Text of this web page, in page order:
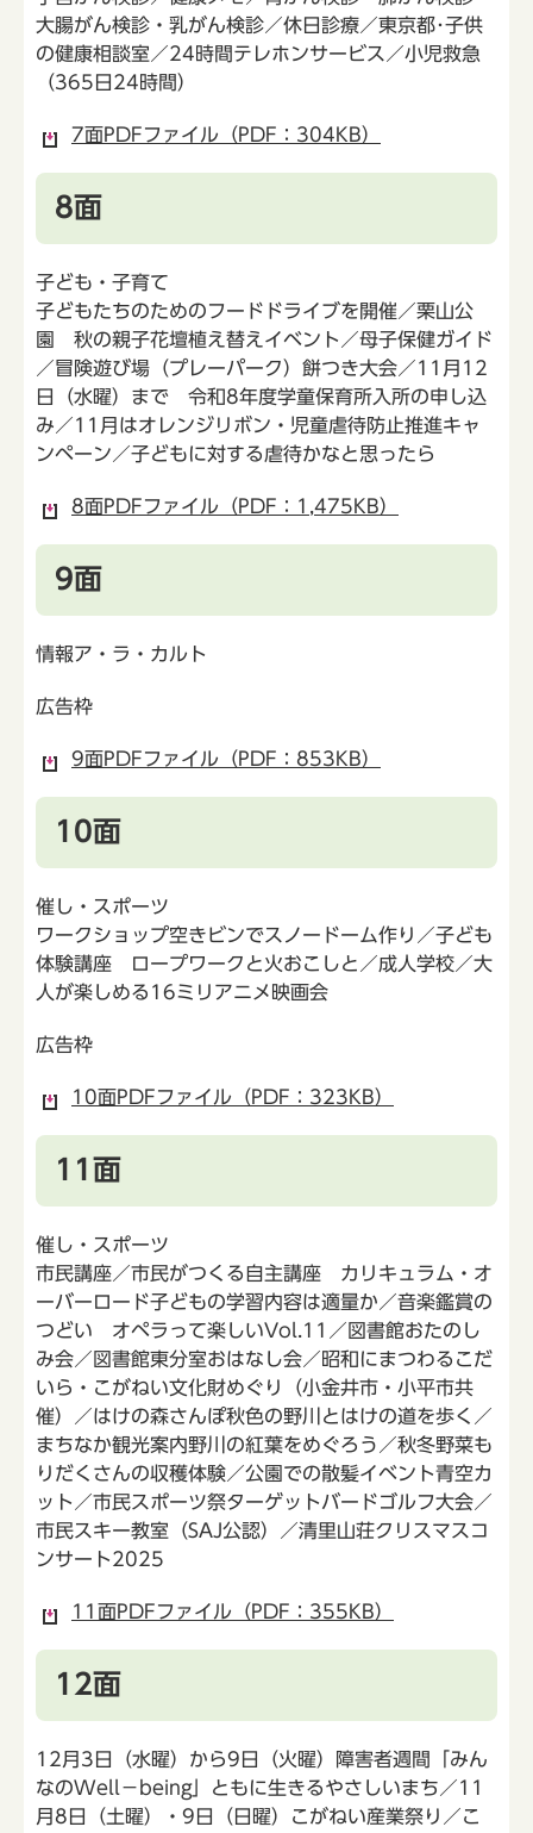
大腸がん検診・乳がん検診／休日診療／東京都･子供
の健康相談室／24時間テレホンサービス／小児救急
（365日24時間）
7面PDFファイル（PDF：304KB）
8面
子ども・子育て
子どもたちのためのフードドライブを開催／栗山公
園 秋の親子花壇植え替えイベント／母子保健ガイド
／冒険遊び場（プレーパーク）餅つき大会／11月12
日（水曜）まで 令和8年度学童保育所入所の申し込
み／11月はオレンジリボン・児童虐待防止推進キャ
ンペーン／子どもに対する虐待かなと思ったら
8面PDFファイル（PDF：1,475KB）
9面
情報ア・ラ・カルト
広告枠
9面PDFファイル（PDF：853KB）
10面
催し・スポーツ
ワークショップ空きビンでスノードーム作り／子ども
体験講座 ロープワークと火おこしと／成人学校／大
人が楽しめる16ミリアニメ映画会
広告枠
10面PDFファイル（PDF：323KB）
11面
催し・スポーツ
市民講座／市民がつくる自主講座 カリキュラム・オ
ーバーロード子どもの学習内容は適量か／音楽鑑賞の
つどい オペラって楽しいVol.11／図書館おたのし
み会／図書館東分室おはなし会／昭和にまつわるこだ
いら・こがねい文化財めぐり（小金井市・小平市共
催）／はけの森さんぽ秋色の野川とはけの道を歩く／
まちなか観光案内野川の紅葉をめぐろう／秋冬野菜も
りだくさんの収穫体験／公園での散髪イベント青空カ
ット／市民スポーツ祭ターゲットバードゴルフ大会／
市民スキー教室（SAJ公認）／清里山荘クリスマスコ
ンサート2025
11面PDFファイル（PDF：355KB）
12面
12月3日（水曜）から9日（火曜）障害者週間「みん
なのWell－being」ともに生きるやさしいまち／11
月8日（土曜）・9日（日曜）こがねい産業祭り／こ